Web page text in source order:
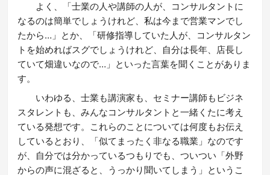
よく、「士業の人や講師の人が、コンサルタントに
なるのは簡単でしょうけれど、私は今まで営業マンでし
たから…」とか、「研修指導していた人が、コンサルタン
トを始めればスグでしょうけれど、自分は長年、店長し
ていて畑違いなので…」といった言葉を聞くことがありま
す。
いわゆる、士業も講演家も、セミナー講師もビジネ
スタレントも、みんなコンサルタントと一緒くたに考え
ている発想です。これらのことについては何度もお伝え
しているとおり、「似てまったく非なる職業」なのです
が、自分では分かっているつもりでも、ついつい「外野
からの声に混ざると、うっかり聞いてしまう」というこ